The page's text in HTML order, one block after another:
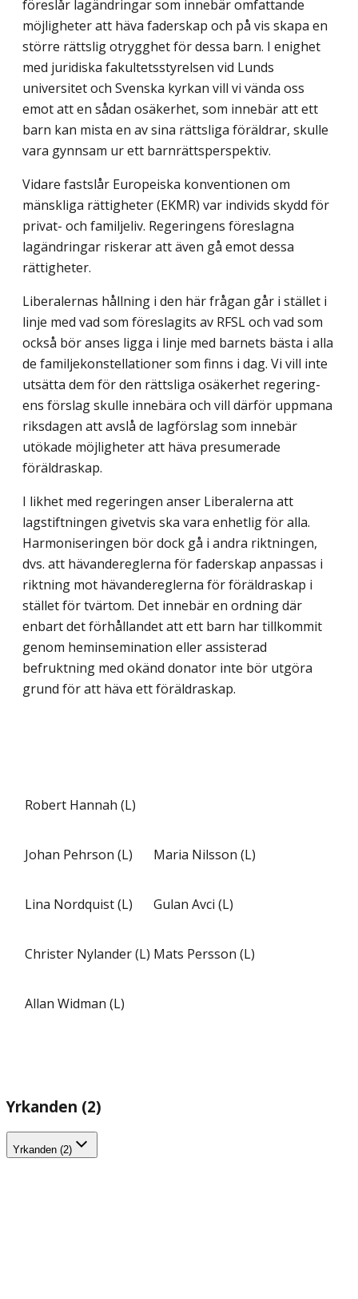
föreslår lagändringar som innebär omfattande
möjligheter att häva faderskap och på vis skapa en
större rättslig otrygghet för dessa barn. I enighet
med juridiska fakultetsstyrelsen vid Lunds
universitet och Svenska kyrkan vill vi vända oss
emot att en sådan osäkerhet, som innebär att ett
barn kan mista en av sina rättsliga föräldrar, skulle
vara gynnsam ur ett barnrättsperspektiv.
Vidare fastslår Europeiska konventionen om
mänskliga rättigheter (EKMR) var individs skydd för
privat- och familjeliv. Regeringens föreslagna
lagändringar riskerar att även gå emot dessa
rättigheter.
Liberalernas hållning i den här frågan går i stället i
linje med vad som föreslagits av RFSL och vad som
också bör anses ligga i linje med barnets bästa i alla
de familjekon­stellationer som finns i dag. Vi vill inte
utsätta dem för den rättsliga osäkerhet regering­
ens förslag skulle innebära och vill därför uppmana
riksdagen att avslå de lagförslag som innebär
utökade möjligheter att häva presumerade
föräldraskap.
I likhet med regeringen anser Liberalerna att
lagstiftningen givetvis ska vara enhetlig för alla.
Harmoniseringen bör dock gå i andra riktningen,
dvs. att hävandereglerna för faderskap anpassas i
riktning mot hävandereglerna för föräldraskap i
stället för tvärtom. Det innebär en ordning där
enbart det förhållandet att ett barn har tillkommit
genom heminsemination eller assisterad
befruktning med okänd donator inte bör utgöra
grund för att häva ett föräldraskap.
Robert Hannah (L)
Johan Pehrson (L) Maria Nilsson (L)
Lina Nordquist (L) Gulan Avci (L)
Christer Nylander (L) Mats Persson (L)
Allan Widman (L)
Yrkanden (2)
Yrkanden (2)